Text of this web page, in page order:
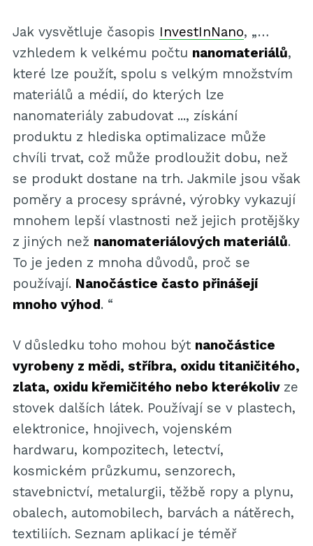
Jak vysvětluje časopis InvestInNano, „…
vzhledem k velkému počtu nanomateriálů,
které lze použít, spolu s velkým množstvím
materiálů a médií, do kterých lze
nanomateriály zabudovat ..., získání
produktu z hlediska optimalizace může
chvíli trvat, což může prodloužit dobu, než
se produkt dostane na trh. Jakmile jsou však
poměry a procesy správné, výrobky vykazují
mnohem lepší vlastnosti než jejich protějšky
z jiných než nanomateriálových materiálů.
To je jeden z mnoha důvodů, proč se
používají. Nanočástice často přinášejí
mnoho výhod. “
V důsledku toho mohou být nanočástice
vyrobeny z mědi, stříbra, oxidu titaničitého,
zlata, oxidu křemičitého nebo kterékoliv ze
stovek dalších látek. Používají se v plastech,
elektronice, hnojivech, vojenském
hardwaru, kompozitech, letectví,
kosmickém průzkumu, senzorech,
stavebnictví, metalurgii, těžbě ropy a plynu,
obalech, automobilech, barvách a nátěrech,
textiliích. Seznam aplikací je téměř